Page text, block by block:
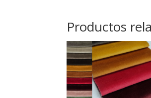
Productos